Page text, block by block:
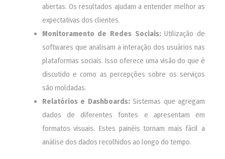
abertas. Os resultados ajudam a entender melhor as
expectativas dos clientes.
Monitoramento de Redes Sociais:Utilização de
softwares que analisam a interação dos usuários nas
plataformas sociais. Isso oferece uma visão do que é
discutido e como as percepções sobre os serviços
são moldadas.
Relatórios e Dashboards:Sistemas que agregam
dados de diferentes fontes e apresentam em
formatos visuais. Estes painéis tornam mais fácil a
análise dos dados recolhidos ao longo do tempo.